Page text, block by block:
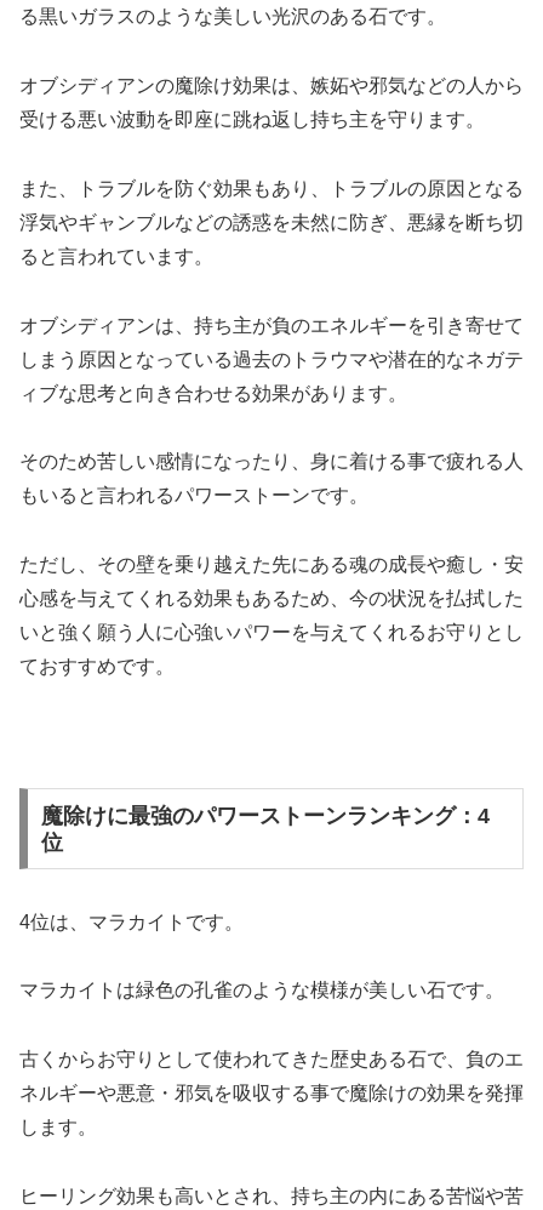
る黒いガラスのような美しい光沢のある石です。
オブシディアンの魔除け効果は、嫉妬や邪気などの人から
受ける悪い波動を即座に跳ね返し持ち主を守ります。
また、トラブルを防ぐ効果もあり、トラブルの原因となる
浮気やギャンブルなどの誘惑を未然に防ぎ、悪縁を断ち切
ると言われています。
オブシディアンは、持ち主が負のエネルギーを引き寄せて
しまう原因となっている過去のトラウマや潜在的なネガテ
ィブな思考と向き合わせる効果があります。
そのため苦しい感情になったり、身に着ける事で疲れる人
もいると言われるパワーストーンです。
ただし、その壁を乗り越えた先にある魂の成長や癒し・安
心感を与えてくれる効果もあるため、今の状況を払拭した
いと強く願う人に心強いパワーを与えてくれるお守りとし
ておすすめです。
魔除けに最強のパワーストーンランキング：4
位
4位は、マラカイトです。
マラカイトは緑色の孔雀のような模様が美しい石です。
古くからお守りとして使われてきた歴史ある石で、負のエ
ネルギーや悪意・邪気を吸収する事で魔除けの効果を発揮
します。
ヒーリング効果も高いとされ、持ち主の内にある苦悩や苦